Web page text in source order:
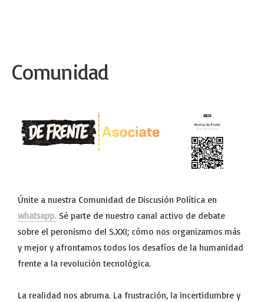
Comunidad
Únite a nuestra Comunidad de Discusión Política en
whatsapp. Sé parte de nuestro canal activo de debate
sobre el peronismo del S.XXI; cómo nos organizamos más
y mejor y afrontamos todos los desafíos de la humanidad
frente a la revolución tecnológica.
La realidad nos abruma. La frustración, la incertidumbre y